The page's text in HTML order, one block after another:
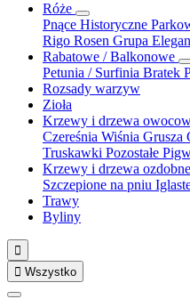
Róże
Pnące Historyczne
Rigo Rosen Grupa
Rabatowe / Balkonowe
Petunia / Surfinia Bratek
Rozsady warzyw
Zioła
Krzewy i drzewa
Czereśnia Wiśnia Grusza
Truskawki Pozostałe
Krzewy i drzewa ozdobne
Szczepione na pniu
Trawy
Byliny

 Wszystko